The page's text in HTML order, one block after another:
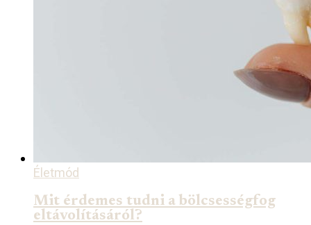
Életmód
Mit érdemes tudni a bölcsességfog
eltávolításáról?